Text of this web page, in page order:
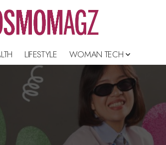
LIFESTYLE WOMAN TECH